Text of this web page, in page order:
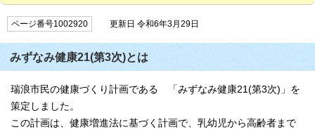
ページ番号1002920 更新日 令和6年3月29日
みずなみ健康21(第3次)とは
瑞浪市民の健康づくり計画である 「みずなみ健康21(第3次)」を
策定しました。
この計画は、健康増進法に基づく計画で、乳幼児から高齢者まで